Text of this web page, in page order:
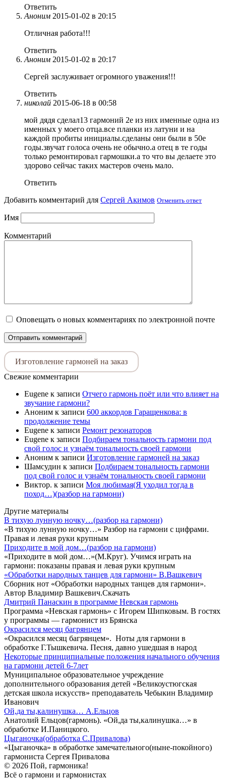
Ответить
Аноним 2015-01-02 в 20:15
Отличная работа!!!
Ответить
Аноним 2015-01-02 в 20:17
Сергей заслуживает огромного уважения!!!
Ответить
николай 2015-06-18 в 00:58
мой дядя сделал13 гармоний 2е из них именные одна из
именных у моего отца.все планки из латуни и на
каждой пробиты инициалы.сделаны они были в 50е
годы.звучат голоса очень не обычно.а отец в те годы
только ремонтировал гармошки.а то что вы делаете это
здорово сейчас таких мастеров очень мало.
Ответить
Добавить комментарий для Сергей Акимов Отменить ответ
Имя
Комментарий
Оповещать о новых комментариях по электронной почте
Изготовление гармоней на заказ
Свежие комментарии
Eugene к записи Отчего гармонь поёт или что влияет на
звучание гармони?
Аноним к записи 600 аккордов Гаращенкова: в
продолжение темы
Eugene к записи Ремонт резонаторов
Eugene к записи Подбираем тональность гармони под
свой голос и узнаём тональность своей гармони
Аноним к записи Изготовление гармоней на заказ
Шамсудин к записи Подбираем тональность гармони
под свой голос и узнаём тональность своей гармони
Виктор. к записи Моя любимая(Я уходил тогда в
поход…)(разбор на гармони)
Другие материалы
В тихую лунную ночку…(разбор на гармони)
«В тихую лунную ночку…» Разбор на гармони с цифрами.
Правая и левая руки крупным
Приходите в мой дом…(разбор на гармони)
«Приходите в мой дом…»(М.Круг). Учимся играть на
гармони: показаны правая и левая руки крупным
«Обработки народных танцев для гармони» В.Вашкевич
Сборник нот «Обработки народных танцев для гармони».
Автор Владимир Вашкевич.Скачать
Дмитрий Панаскин в программе Невская гармонь
Программа «Невская гармонь» с Игорем Шипковым. В гостях
у программы — гармонист из Брянска
Окрасился месяц багрянцем
«Окрасился месяц багрянцем». Ноты для гармони в
обработке Г.Тышкевича. Песня, давно ушедшая в народ
Некоторые принципиальные положения начального обучения
на гармони детей 6-7лет
Муниципальное образовательное учреждение
дополнительного образования детей «Великоустюгская
детская школа искусств» преподаватель Чебыкин Владимир
Иванович
Ой,да ты,калинушка… А.Ельцов
Анатолий Ельцов(гармонь). «Ой,да ты,калинушка…» в
обработке И.Паницкого.
Цыганочка(обработка С.Привалова)
«Цыганочка» в обработке замечательного(ныне-покойного)
гармониста Сергея Привалова
© 2026 Пой, гармоника!
Всё о гармони и гармонистах